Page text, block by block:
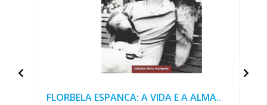
FLORBELA ESPANCA: A VIDA E A ALMA..